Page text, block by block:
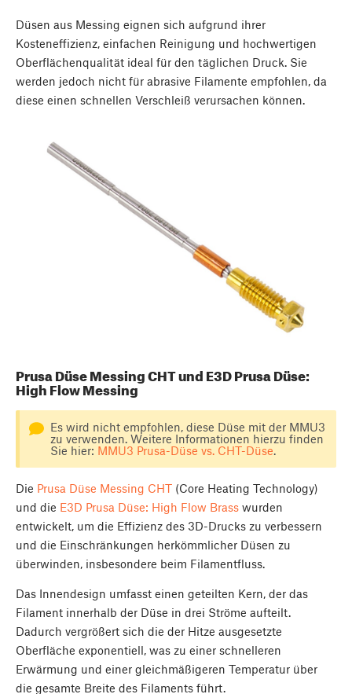
Düsen aus Messing eignen sich aufgrund ihrer
Kosteneffizienz, einfachen Reinigung und hochwertigen
Oberflächenqualität ideal für den täglichen Druck. Sie
werden jedoch nicht für abrasive Filamente empfohlen, da
diese einen schnellen Verschleiß verursachen können.
Prusa Düse Messing CHT und E3D Prusa Düse:
High Flow Messing
Es wird nicht empfohlen, diese Düse mit der MMU3
zu verwenden. Weitere Informationen hierzu finden
Sie hier: MMU3 Prusa-Düse vs. CHT-Düse.
Die Prusa Düse Messing CHT (Core Heating Technology)
und die E3D Prusa Düse: High Flow Brass wurden
entwickelt, um die Effizienz des 3D-Drucks zu verbessern
und die Einschränkungen herkömmlicher Düsen zu
überwinden, insbesondere beim Filamentfluss.
Das Innendesign umfasst einen geteilten Kern, der das
Filament innerhalb der Düse in drei Ströme aufteilt.
Dadurch vergrößert sich die der Hitze ausgesetzte
Oberfläche exponentiell, was zu einer schnelleren
Erwärmung und einer gleichmäßigeren Temperatur über
die gesamte Breite des Filaments führt.